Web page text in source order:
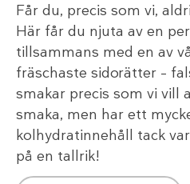
Får du, precis som vi,
Här får du njuta av en
tillsammans med en av
fräschaste sidorätter –
smakar precis som vi vill
smaka, men har ett
kolhydratinnehåll tack
på en tallrik!